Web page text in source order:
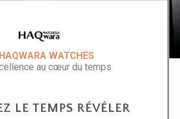
HAQWARA WATCHES
au cœur du temps
LE TEMPS RÉVÉLER